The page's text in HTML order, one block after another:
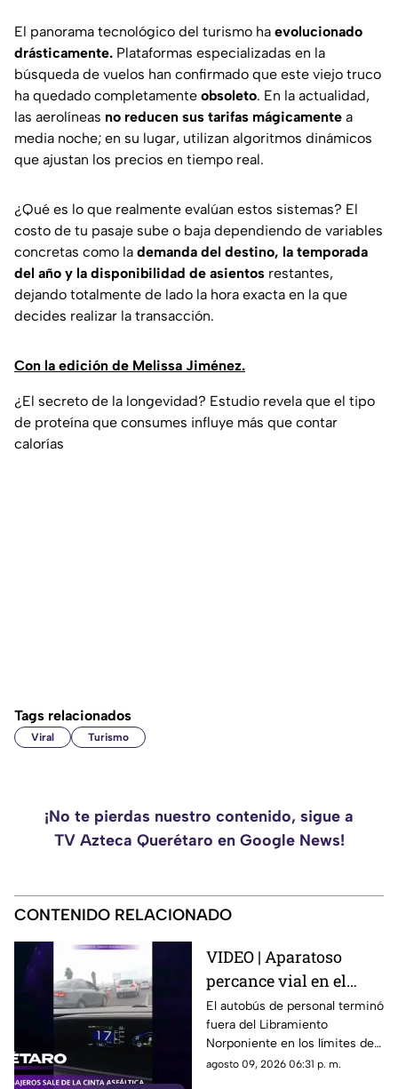
El panorama tecnológico del turismo ha evolucionado
drásticamente. Plataformas especializadas en la
búsqueda de vuelos han confirmado que este viejo truco
ha quedado completamente obsoleto. En la actualidad,
las aerolíneas no reducen sus tarifas mágicamente a
media noche; en su lugar, utilizan algoritmos dinámicos
que ajustan los precios en tiempo real.
¿Qué es lo que realmente evalúan estos sistemas? El
costo de tu pasaje sube o baja dependiendo de variables
concretas como la demanda del destino, la temporada
del año y la disponibilidad de asientos restantes,
dejando totalmente de lado la hora exacta en la que
decides realizar la transacción.
Con la edición de Melissa Jiménez.
¿El secreto de la longevidad? Estudio revela que el tipo
de proteína que consumes influye más que contar
calorías
Tags relacionados
Viral Turismo
¡No te pierdas nuestro contenido, sigue a
TV Azteca Querétaro en Google News!
CONTENIDO RELACIONADO
VIDEO | Aparatoso
percance vial en el
Libramiento
Norponiente involucra
a unidad de transporte
de trabajadores
El autobús de personal terminó
fuera del Libramiento
Norponiente en los límites de
Corregidora y Apaseo El
agosto 09, 2026 06:31 p. m.